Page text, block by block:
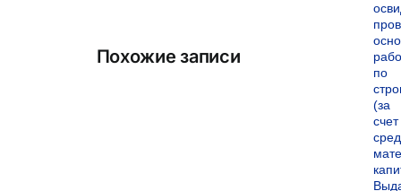
Похожие записи
по
(за
счет